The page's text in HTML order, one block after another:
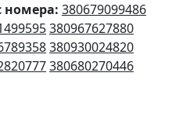
номера: 380679099486
380967627880
380930024820
380680270446